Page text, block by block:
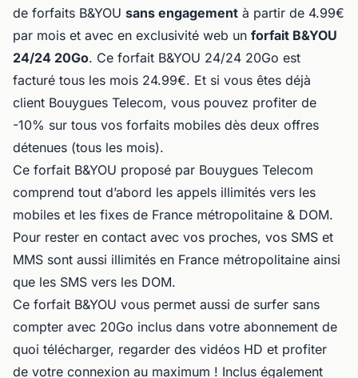
de forfaits B&YOU sans engagement à partir de 4.99€
par mois et avec en exclusivité web un forfait B&YOU
24/24 20Go. Ce forfait B&YOU 24/24 20Go est
facturé tous les mois 24.99€. Et si vous êtes déjà
client Bouygues Telecom, vous pouvez profiter de
-10% sur tous vos forfaits mobiles dès deux offres
détenues (tous les mois).
Ce forfait B&YOU proposé par Bouygues Telecom
comprend tout d’abord les appels illimités vers les
mobiles et les fixes de France métropolitaine & DOM.
Pour rester en contact avec vos proches, vos SMS et
MMS sont aussi illimités en France métropolitaine ainsi
que les SMS vers les DOM.
Ce forfait B&YOU vous permet aussi de surfer sans
compter avec 20Go inclus dans votre abonnement de
quoi télécharger, regarder des vidéos HD et profiter
de votre connexion au maximum ! Inclus également